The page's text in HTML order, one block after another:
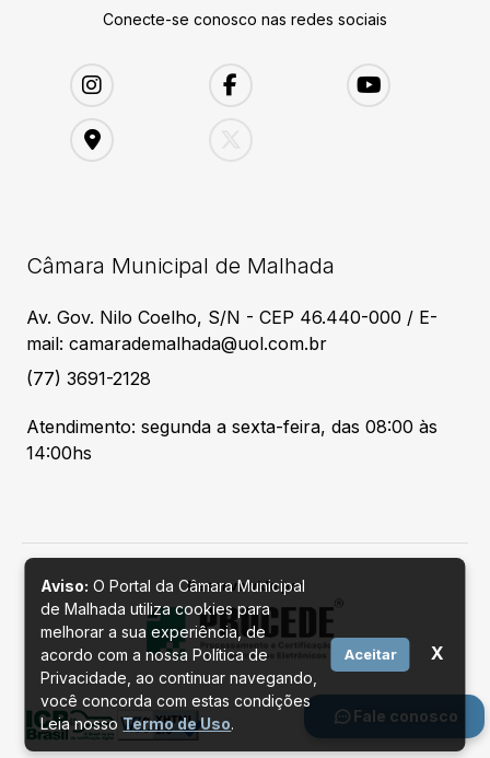
Fale conosco
Conecte-se conosco nas redes sociais
Câmara Municipal de Malhada
Av. Gov. Nilo Coelho, S/N - CEP 46.440-000 / E-
mail: camarademalhada@uol.com.br
(77) 3691-2128
Atendimento: segunda a sexta-feira, das 08:00 às
14:00hs
Desenvolvido por
Aviso: O Portal da Câmara Municipal
de Malhada utiliza cookies para
melhorar a sua experiência, de
acordo com a nossa Política de
Privacidade, ao continuar navegando,
você concorda com estas condições
Leia nossoTermo de Uso.
Aceitar X